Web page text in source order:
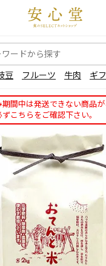
豆 フルーツ 牛肉 ギ
期間中は発送できない商品
こちらをご確認下さい。